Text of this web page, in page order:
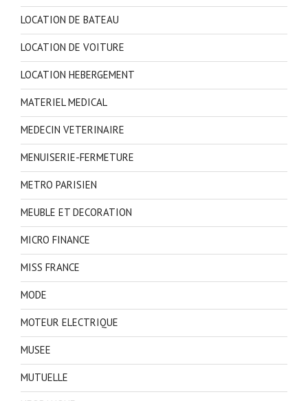
LOCATION DE BATEAU
LOCATION DE VOITURE
LOCATION HEBERGEMENT
MATERIEL MEDICAL
MEDECIN VETERINAIRE
MENUISERIE-FERMETURE
METRO PARISIEN
MEUBLE ET DECORATION
MICRO FINANCE
MISS FRANCE
MODE
MOTEUR ELECTRIQUE
MUSEE
MUTUELLE